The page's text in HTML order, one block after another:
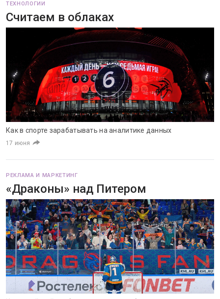
ТЕХНОЛОГИИ
Считаем в облаках
Как в спорте зарабатывать на аналитике данных
17 июня
РЕКЛАМА И МАРКЕТИНГ
«Драконы» над Питером